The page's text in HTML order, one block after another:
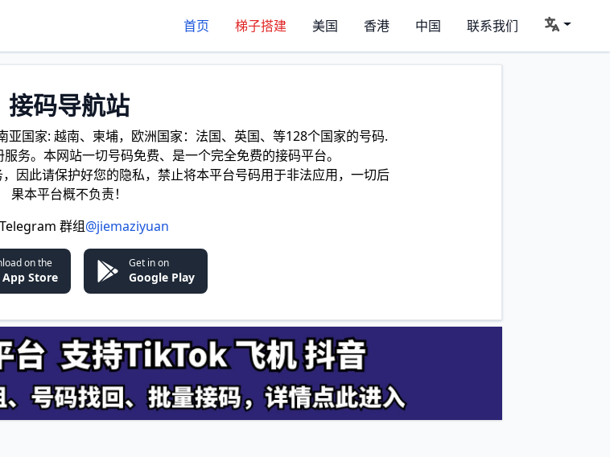
首页 梯子搭建 美国 香港 中国 联系我们
接码导航站
国家: 越南、柬埔，欧洲国家：法国、英国、等128个国家的号码.
务。本网站一切号码免费、是一个完全免费的接码平台。
因此请保护好您的隐私，禁止将本平台号码用于非法应用，一切后
果本平台概不负责！
群组@jiemaziyuan
on the
App Store
Get in on
Google Play